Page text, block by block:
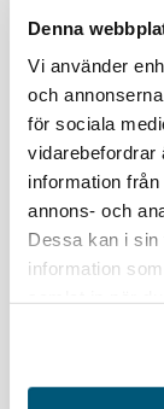
Denna
Vi använder
och
för sociala
vidarebefordrar
information
annons- och
Dessa kan i sin
information
Jag
och